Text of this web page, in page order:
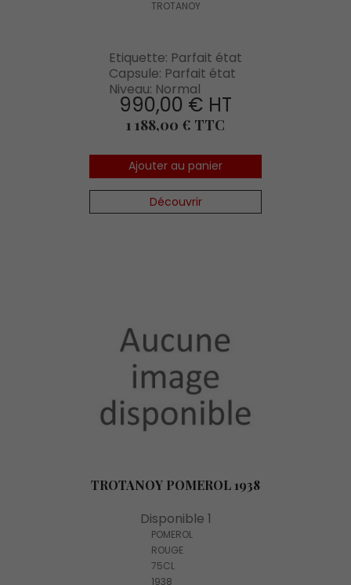
TROTANOY
Etiquette: Parfait état
Capsule: Parfait état
Niveau: Normal
990,00 € HT
Prix
1 188,00 € TTC
Ajouter au panier
Découvrir
TROTANOY POMEROL 1938
Disponible 1
POMEROL
ROUGE
75CL
1938